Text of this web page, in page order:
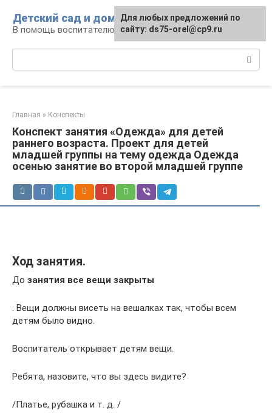
контенту
Детский сад и дом
В помощь воспитателю и родителям
Главная » Конспекты
Конспект занятия «Одежда» для детей
раннего возраста. Проект для детей
младшей группы на тему одежда Одежда
осенью занятие во второй младшей группе
Ход занятия.
До занятия все вещи закрыты
. Вещи должны висеть на вешалках так, чтобы всем
детям было видно.
Воспитатель открывает детям вещи.
Ребята, назовите, что вы здесь видите?
/Платье, рубашка и т. д. /
Для любых предложений по
сайту: ds75-orel@cp9.ru